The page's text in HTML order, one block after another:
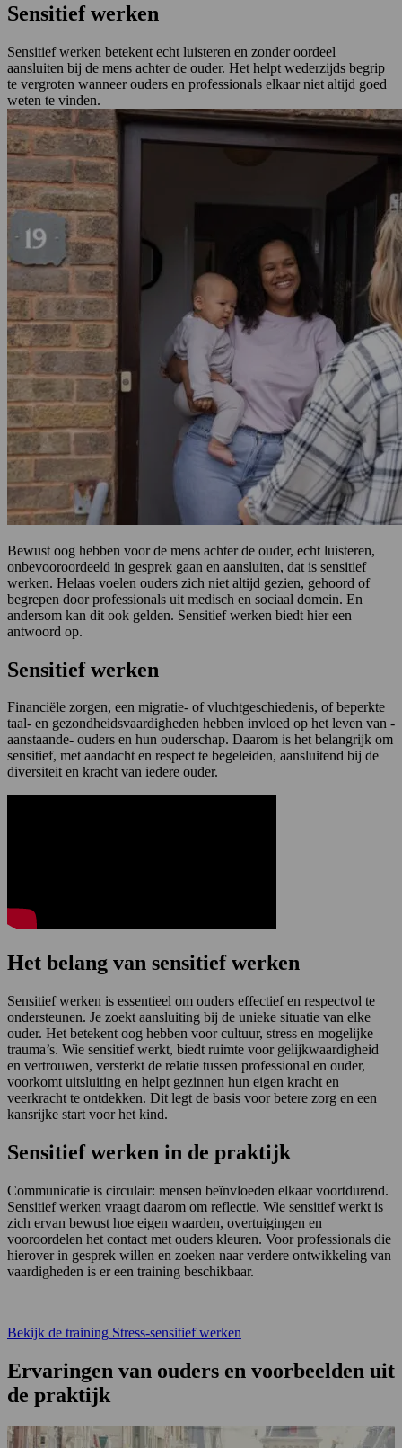
Sensitief werken
Sensitief werken betekent echt luisteren en zonder oordeel
aansluiten bij de mens achter de ouder. Het helpt wederzijds begrip
te vergroten wanneer ouders en professionals elkaar niet altijd goed
weten te vinden.
Bewust oog hebben voor de mens achter de ouder, echt luisteren,
onbevooroordeeld in gesprek gaan en aansluiten, dat is sensitief
werken. Helaas voelen ouders zich niet altijd gezien, gehoord of
begrepen door professionals uit medisch en sociaal domein. En
andersom kan dit ook gelden. Sensitief werken biedt hier een
antwoord op.
Sensitief werken
Financiële zorgen, een migratie- of vluchtgeschiedenis, of beperkte
taal- en gezondheidsvaardigheden hebben invloed op het leven van -
aanstaande- ouders en hun ouderschap. Daarom is het belangrijk om
sensitief, met aandacht en respect te begeleiden, aansluitend bij de
diversiteit en kracht van iedere ouder.
Het belang van sensitief werken
Sensitief werken is essentieel om ouders effectief en respectvol te
ondersteunen. Je zoekt aansluiting bij de unieke situatie van elke
ouder. Het betekent oog hebben voor cultuur, stress en mogelijke
trauma’s. Wie sensitief werkt, biedt ruimte voor gelijkwaardigheid
en vertrouwen, versterkt de relatie tussen professional en ouder,
voorkomt uitsluiting en helpt gezinnen hun eigen kracht en
veerkracht te ontdekken. Dit legt de basis voor betere zorg en een
kansrijke start voor het kind.
Sensitief werken in de praktijk
Communicatie is circulair: mensen beïnvloeden elkaar voortdurend.
Sensitief werken vraagt daarom om reflectie. Wie sensitief werkt is
zich ervan bewust hoe eigen waarden, overtuigingen en
vooroordelen het contact met ouders kleuren. Voor professionals die
hierover in gesprek willen en zoeken naar verdere ontwikkeling van
vaardigheden is er een training beschikbaar.
Bekijk de training Stress-sensitief werken
Ervaringen van ouders en voorbeelden uit
de praktijk